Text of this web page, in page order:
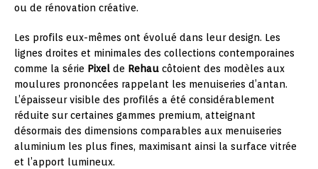
ou de rénovation créative.
Les profils eux-mêmes ont évolué dans leur design. Les
lignes droites et minimales des collections contemporaines
comme la série Pixel de Rehau côtoient des modèles aux
moulures prononcées rappelant les menuiseries d’antan.
L’épaisseur visible des profilés a été considérablement
réduite sur certaines gammes premium, atteignant
désormais des dimensions comparables aux menuiseries
aluminium les plus fines, maximisant ainsi la surface vitrée
et l’apport lumineux.